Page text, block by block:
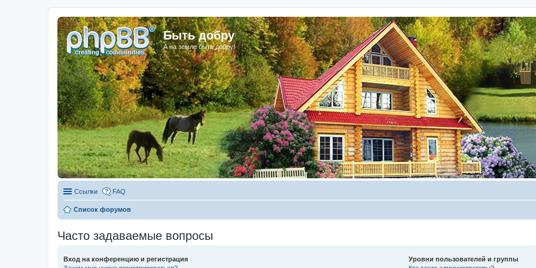
Быть добру
А на земле быть добру!
Ссылки FAQ
Список форумов
Часто задаваемые вопросы
Вход на конференцию и регистрация
Уровни пользователей и группы